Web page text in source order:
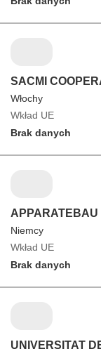
SACMI
Włochy
Wkład UE
Brak danych
APPARATEBAU
Niemcy
Wkład UE
Brak danych
UNIVERSITAT